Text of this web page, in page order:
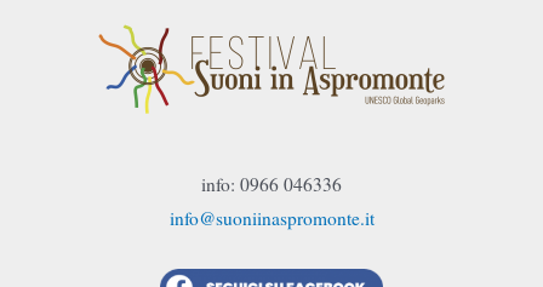
info: 0966 046336
info@suoniinaspromonte.it